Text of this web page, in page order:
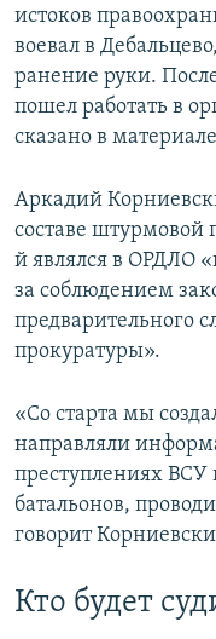
истоков
воевал в
ранение руки.
пошел работать в
сказано в
Аркадий
составе штурмовой
й являлся в ОРДЛО
за соблюдением
предварительного
прокуратуры».
«Со старта мы
направляли
преступлениях ВСУ
батальонов,
говорит
Кто будет